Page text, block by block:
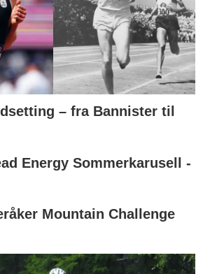
– fra Bannister til
Energy Sommerkarusell -
Mountain Challenge